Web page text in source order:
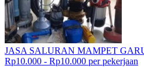
JASA SALURAN MAMPET
Rp10.000 - Rp10.000 per pekerjaan